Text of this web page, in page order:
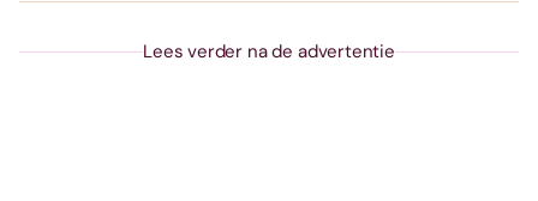
Lees verder na de advertentie